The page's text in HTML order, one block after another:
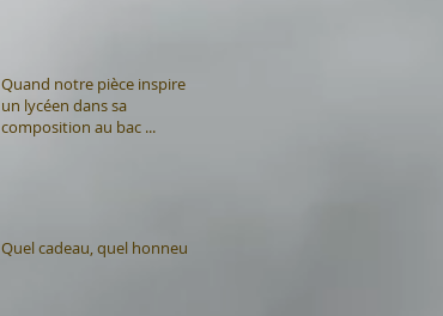
Quand notre pièce inspire
un lycéen dans sa
composition au bac ...
Quel cadeau, quel honneur